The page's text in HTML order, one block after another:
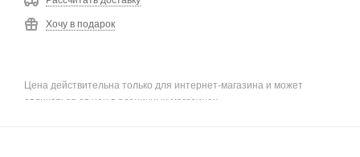
Хочу в подарок
Цена действительна только для интернет-магазина и может
отличаться от цен в розничных магазинах